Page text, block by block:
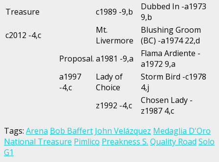
Treasure
c1989 -9,b
Dubbed In -a1973
9,b
c2012 -4,c
Mt.
Livermore
Blushing Groom
(BC) -a1974 22,d
Proposal. a1981 -9,a
Flama Ardiente -
a1972 9,a
a1997
-4,c
Lady of
Choice
Storm Bird -c1978
4,j
z1992 -4,c
Chosen Lady -
z1987 4,c
Tags: Arena Bob Baffert John Velázquez Medaglia D'Oro
National Treasure Pimlico Preakness S. Quality Road Solo
G1